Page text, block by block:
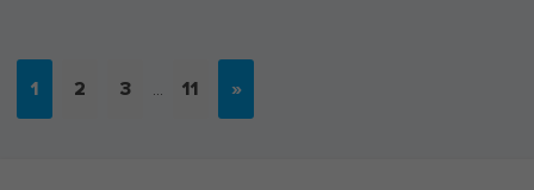
1 2 3 … 11 »